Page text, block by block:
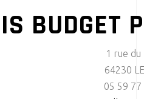
BUDGET
1 rue du
64230
05 59 77